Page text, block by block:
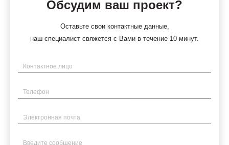
Обсудим ваш проект?
Оставьте свои контактные данные,
наш специалист свяжется с Вами в течение 10 минут.
Имя
Телефон
Электронная почта
Введите сообщение